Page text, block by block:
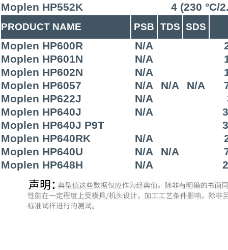
Moplen HP552K
4 (230 °C/
PRODUCT NAME PSB TDS SDS
Moplen HP600R N/A
Moplen HP601N
N/A
Moplen HP602N
N/A
Moplen HP6057
N/A N/A N/A
Moplen HP622J
N/A
Moplen HP640J
N/A
Moplen HP640J P9T
Moplen HP640RK
N/A
Moplen HP640U
N/A N/A
Moplen HP648H
N/A